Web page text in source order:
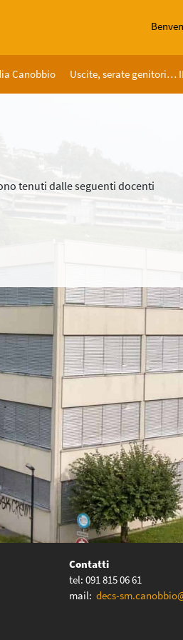
Canobbio Uscite, serate genitori…
tenuti dalle seguenti docenti
Contatti
tel: 091 815 06 61
mail:decs-